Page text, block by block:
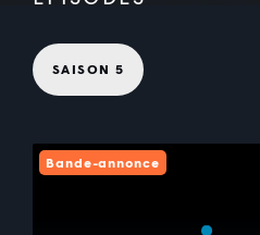
SAISON 5
Bande-annonce